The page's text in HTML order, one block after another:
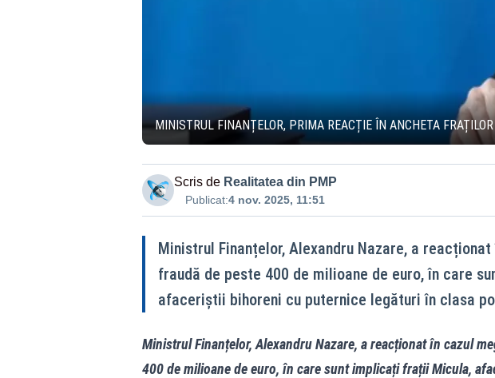
MINISTRUL FINANȚELOR, PRIMA REACȚIE ÎN ANCHETA
Scris de Realitatea din PMP
Publicat:4 nov. 2025, 11:51
Ministrul Finanțelor, Alexandru Nazare, a
fraudă de peste 400 de milioane de euro, în care
afaceriștii bihoreni cu puternice legături în clasa
Ministrul Finanțelor, Alexandru Nazare, a reacționat în cazul
400 de milioane de euro, în care sunt implicați frații Micula,